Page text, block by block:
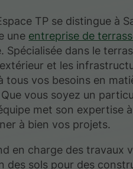
TP se distingue à
une entreprise de
Spécialisée dans le
et les
tous vos besoins en
vous soyez un
met son expertise
à bien vos projets.
en charge des travaux
des sols pour des